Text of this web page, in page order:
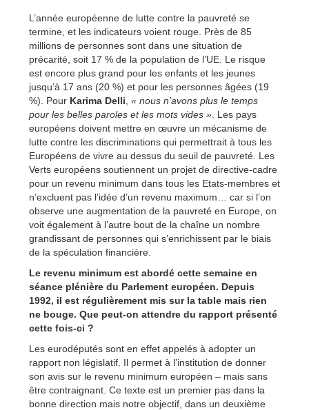
L’année européenne de lutte contre la pauvreté se
termine, et les indicateurs voient rouge. Près de 85
millions de personnes sont dans une situation de
précarité, soit 17 % de la population de l’UE. Le risque
est encore plus grand pour les enfants et les jeunes
jusqu’à 17 ans (20 %) et pour les personnes âgées (19
%). Pour Karima Delli « nous n’avons plus le temps
pour les belles paroles et les mots vides » . Les pays
européens doivent mettre en œuvre un mécanisme de
lutte contre les discriminations qui permettrait à tous les
Européens de vivre au dessus du seuil de pauvreté. Les
Verts européens soutiennent un projet de directive-cadre
pour un revenu minimum dans tous les Etats-membres et
n’excluent pas l’idée d’un revenu maximum… car si l’on
observe une augmentation de la pauvreté en Europe, on
voit également à l’autre bout de la chaîne un nombre
grandissant de personnes qui s’enrichissent par le biais
de la spéculation financière.
Le revenu minimum est abordé cette semaine en
séance plénière du Parlement européen. Depuis
1992, il est régulièrement mis sur la table mais rien
ne bouge. Que peut-on attendre du rapport présenté
cette fois-ci ?
Les eurodéputés sont en effet appelés à adopter un
rapport non législatif. Il permet à l’institution de donner
son avis sur le revenu minimum européen – mais sans
être contraignant. Ce texte est un premier pas dans la
bonne direction mais notre objectif, dans un deuxième